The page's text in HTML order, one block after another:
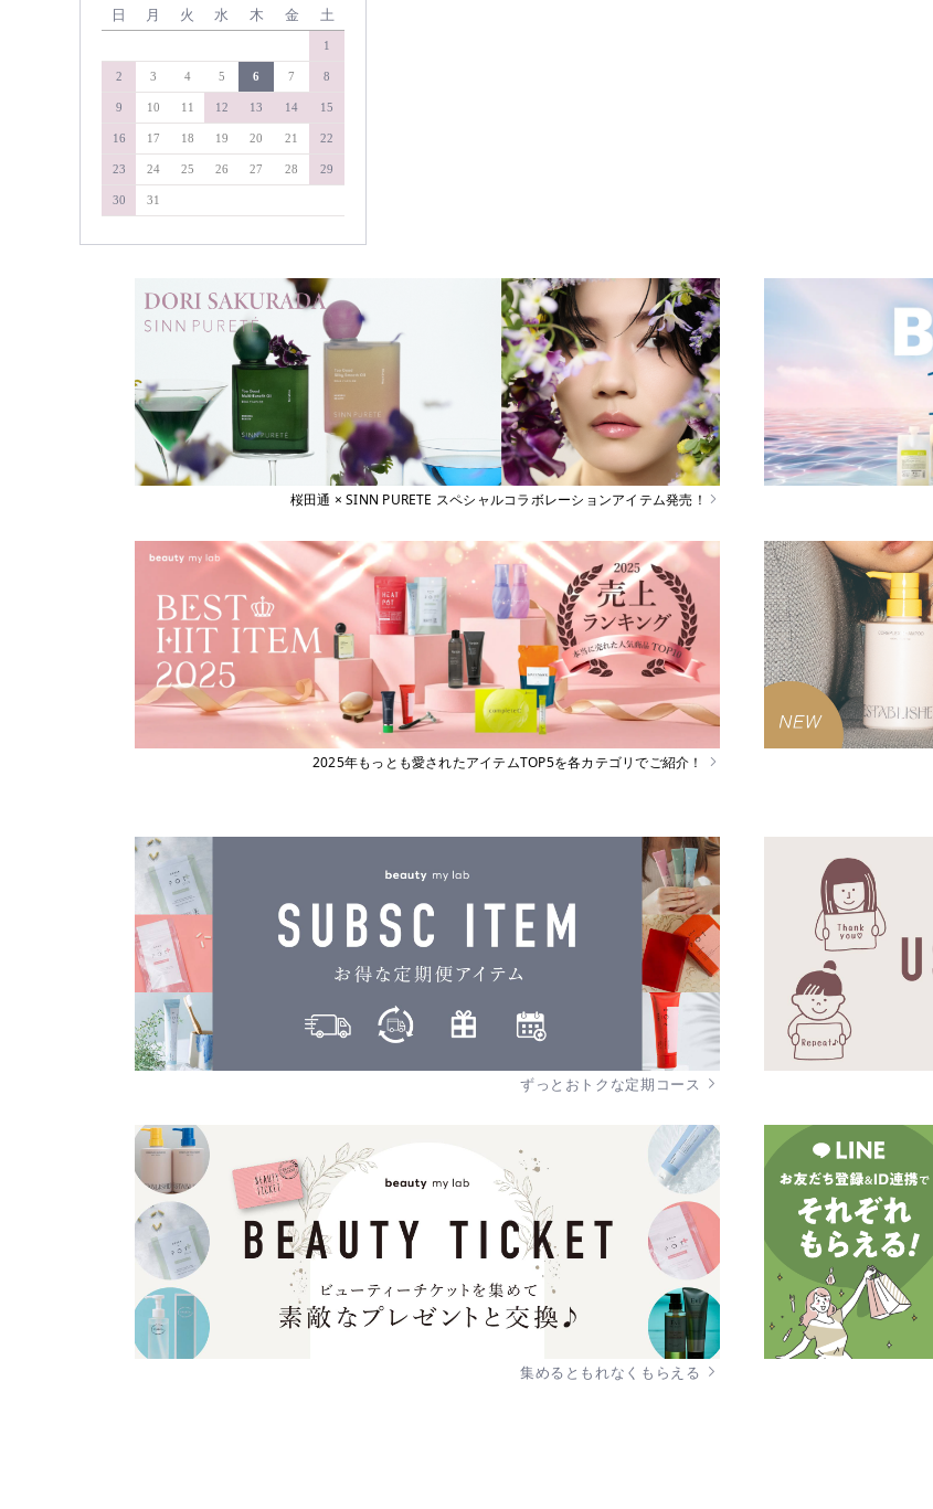
ストレーニア
タマリス
タングルティーザー
ダイソン
ディアテック
デミコスメティクス
デルマドール
NAKAGAWA
NAKAMA-Lab
ナプラ
ピアセラボ
ビーファースト
ビューティーマイラボ
フィヨーレコスメティクス
フェスティノ
ブライト
フローリストジャパン
ホーユー
マデナ
ミルボン
ムーンパンツ
Mellia
MediProduct
mous.
ヤーマン
ユーグレナ
ルベル
RETOUCH
LOWBAL
ロレアル
アンドウェイビー
&WAVEY
YELLNESS
イロノワ
IRONOWA
ヴァリジョア
ウェーボ ジュカーラ
ウルティア
エイジア
エヴィ
エクスフリーク
エコウイン
エスタブリッシュ
ESTABLISHED
エックストリートメント
X TREATMENT
エムビーエフエフ
エルジューダ
エレクトロン
OW BYE TORI
オベリクス
オルディーブシーディル
ORDEVE Seadil
オルビス
カドー
カラーガジェット
キャラバン
CARAVAN
クオルシア
QUALUCIA
グッバイイエロー/オレンジ
GOODBYE YELLOW ＆ GOODBYE ORANGE
クラプロックス
CURAPROX
グランドリンケージ
日 月 火 水 木 金 土
1
2 3 4 5 6 7 8
9 10 11 12 13 14 15
16 17 18 19 20 21 22
23 24 25 26 27 28 29
30 31
桜田通 × SINN PURETE スペシャルコラボレーションアイテム発売！
2025年もっとも愛されたアイテムTOP5を各カテゴリでご紹介！
ずっとおトクな定期コース
集めるともれなくもらえる